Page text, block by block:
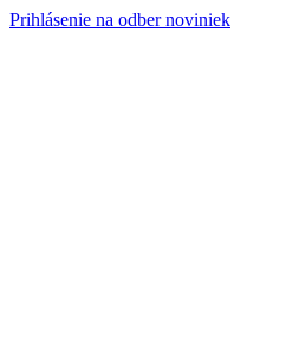
Prihlásenie na odber noviniek